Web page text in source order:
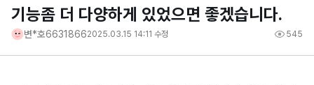
기능좀 더 다양하게 있었으면 좋겠습니다.
변*호66318662025.03.15 14:11 수정 545